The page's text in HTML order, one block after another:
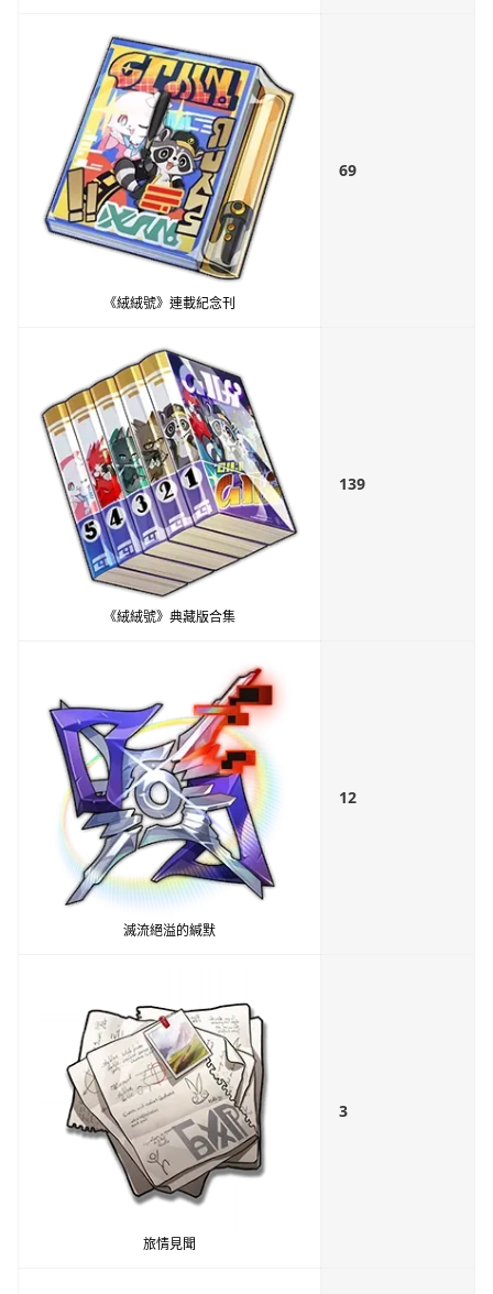
《絨絨號》連載紀念刊
69
《絨絨號》典藏版合集
139
滅流絕溢的緘默
12
旅情見聞
3